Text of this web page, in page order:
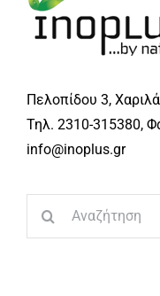
Πελοπίδου 3,
Τηλ. 2310-315380,
info@inoplus.gr